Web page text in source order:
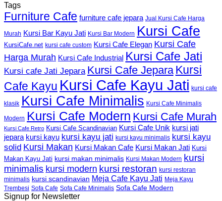
Tags
Furniture Cafe furniture cafe jepara Jual Kursi Cafe Harga
Murah Kursi Bar Kayu Jati Kursi Bar Modern Kursi Cafe
KursiCafe.net kursi cafe custom Kursi Cafe Elegan Kursi Cafe
Harga Murah Kursi Cafe Industrial Kursi Cafe Jati
Kursi cafe Jati Jepara Kursi Cafe Jepara Kursi
Cafe Kayu Kursi Cafe Kayu Jati kursi cafe
klasik Kursi Cafe Minimalis Kursi Cafe Minimalis
Modern Kursi Cafe Modern Kursi Cafe Murah
Kursi Cafe Retro Kursi Cafe Scandinavian Kursi Cafe Unik kursi jati
jepara kursi kayu kursi kayu jati kursi kayu minimalis kursi kayu
solid Kursi Makan Kursi Makan Cafe Kursi Makan Jati Kursi
Makan Kayu Jati kursi makan minimalis Kursi Makan Modern kursi
minimalis kursi modern kursi restoran kursi restoran
minimalis kursi scandinavian Meja Cafe Kayu Jati Meja Kayu
Trembesi Sofa Cafe Sofa Cafe Minimalis Sofa Cafe Modern
Signup for Newsletter